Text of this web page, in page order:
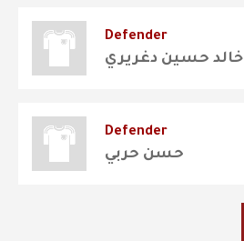
Defender
خالد حسين دغريري
Defender
حسن حربي